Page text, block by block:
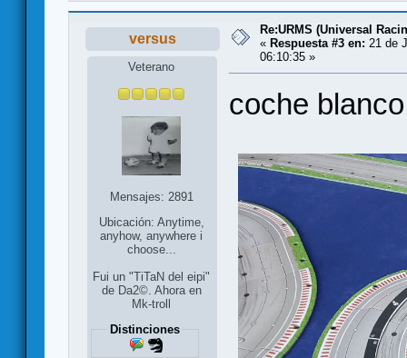
versus
Veterano
Mensajes: 2891
Ubicación: Anytime,
anyhow, anywhere i
choose...
Fui un "TiTaN del eipi"
de Da2©. Ahora en
Mk-troll
Distinciones
Re:URMS (Universal
« Respuesta #3 en: 21 de
06:10:35 »
coche blanco